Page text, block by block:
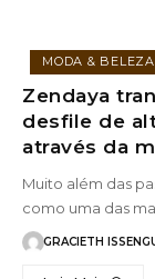
MODA & BELEZA
Zendaya
desfile de
através da
Muito além das
como uma das
GRACIETH